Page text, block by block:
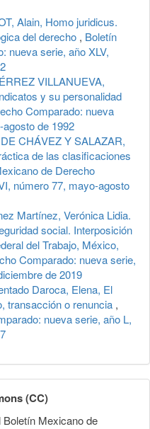
Alain, Homo juridicus.
del derecho , Boletín
nueva serie, año XLV,
VILLANUEVA,
y su personalidad
Comparado: nueva
de 1992
CHÁVEZ Y SALAZAR,
de las clasificaciones
de Derecho
número 77, mayo-agosto
Martínez, Verónica Lidia.
social. Interposición
del Trabajo, México,
Comparado: nueva serie,
de 2019
Daroca, Elena, El
transacción o renuncia ,
nueva serie, año L,
(CC)
Mexicano de